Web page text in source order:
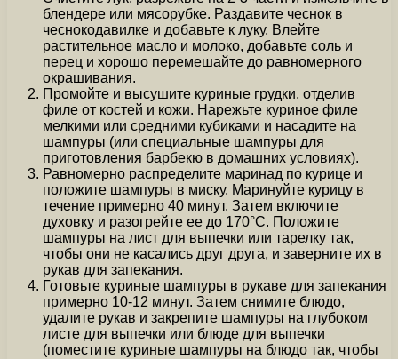
блендере или мясорубке. Раздавите чеснок в
чеснокодавилке и добавьте к луку. Влейте
растительное масло и молоко, добавьте соль и
перец и хорошо перемешайте до равномерного
окрашивания.
Промойте и высушите куриные грудки, отделив
филе от костей и кожи. Нарежьте куриное филе
мелкими или средними кубиками и насадите на
шампуры (или специальные шампуры для
приготовления барбекю в домашних условиях).
Равномерно распределите маринад по курице и
положите шампуры в миску. Маринуйте курицу в
течение примерно 40 минут. Затем включите
духовку и разогрейте ее до 170°C. Положите
шампуры на лист для выпечки или тарелку так,
чтобы они не касались друг друга, и заверните их в
рукав для запекания.
Готовьте куриные шампуры в рукаве для запекания
примерно 10-12 минут. Затем снимите блюдо,
удалите рукав и закрепите шампуры на глубоком
листе для выпечки или блюде для выпечки
(поместите куриные шампуры на блюдо так, чтобы